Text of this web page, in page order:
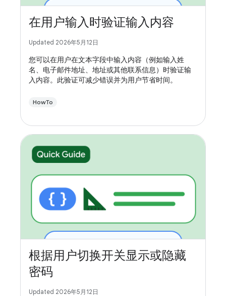
在用户输入时验证输入内容
Updated 2026年5月12日
您可以在用户在文本字段中输入内容（例如输入姓
名、电子邮件地址、地址或其他联系信息）时验证输
入内容。此验证可减少错误并为用户节省时间。
HowTo
根据用户切换开关显示或隐藏
密码
Updated 2026年5月12日